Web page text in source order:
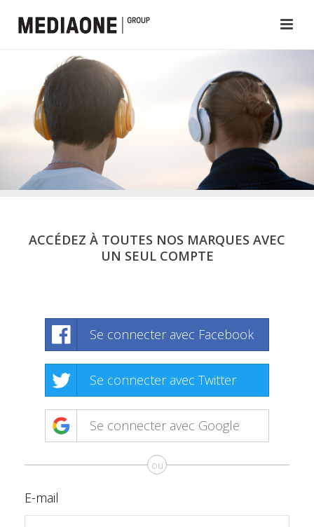
ACCÉDEZ À TOUTES NOS MARQUES AVEC
UN SEUL COMPTE
Se connecter avec Facebook
Se connecter avec Twitter
Se connecter avec Google
ou
E-mail